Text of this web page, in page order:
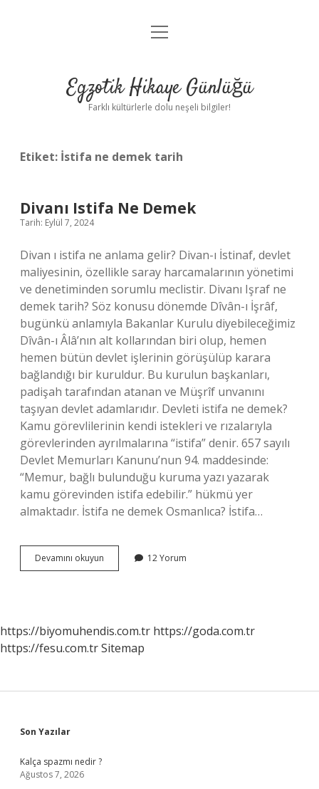
Anasayfa
Yasal Uyarı
menüyü
Egzotik Hikaye Günlüğü
Farklı kültürlerle dolu neşeli bilgiler!
Etiket: İstifa ne demek tarih
Divanı Istifa Ne Demek
Tarih: Eylül 7, 2024
Divan ı istifa ne anlama gelir? Divan-ı İstinaf, devlet
maliyesinin, özellikle saray harcamalarının yönetimi
ve denetiminden sorumlu meclistir. Divanı Işraf ne
demek tarih? Söz konusu dönemde Dîvân-ı İşrâf,
bugünkü anlamıyla Bakanlar Kurulu diyebileceğimiz
Dîvân-ı Âlâ’nın alt kollarından biri olup, hemen
hemen bütün devlet işlerinin görüşülüp karara
bağlandığı bir kuruldur. Bu kurulun başkanları,
padişah tarafından atanan ve Müşrîf unvanını
taşıyan devlet adamlarıdır. Devleti istifa ne demek?
Kamu görevlilerinin kendi istekleri ve rızalarıyla
görevlerinden ayrılmalarına “istifa” denir. 657 sayılı
Devlet Memurları Kanunu’nun 94. maddesinde:
“Memur, bağlı bulunduğu kuruma yazı yazarak
kamu görevinden istifa edebilir.” hükmü yer
almaktadır. İstifa ne demek Osmanlıca? İstifa…
Devamını okuyun
Istifa
12 Yorum
https://biyomuhendis.com.tr https://goda.com.tr
https://fesu.com.trSitemap
Sidebar
Son Yazılar
Kalça spazmı nedir ?
Ağustos 7, 2026